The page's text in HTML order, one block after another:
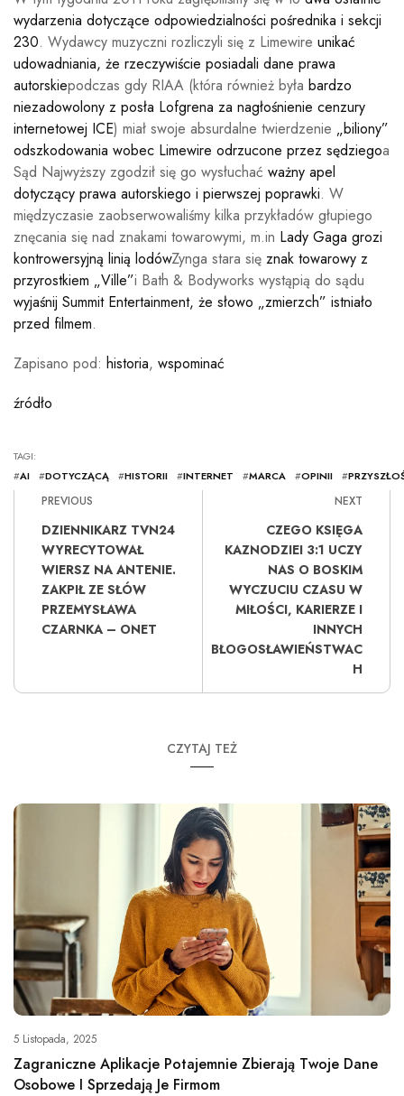
wydarzenia dotyczące odpowiedzialności pośrednika i sekcji
230. Wydawcy muzyczni rozliczyli się z Limewire unikać
udowadniania, że ​​rzeczywiście posiadali dane prawa
autorskiepodczas gdy RIAA (która również była bardzo
niezadowolony z posła Lofgrena za nagłośnienie cenzury
internetowej ICE) miał swoje absurdalne twierdzenie „biliony”
odszkodowania wobec Limewire odrzucone przez sędziegoa
Sąd Najwyższy zgodził się go wysłuchać ważny apel
dotyczący prawa autorskiego i pierwszej poprawki. W
międzyczasie zaobserwowaliśmy kilka przykładów głupiego
znęcania się nad znakami towarowymi, m.in Lady Gaga grozi
kontrowersyjną linią lodówZynga stara się znak towarowy z
przyrostkiem „Ville”i Bath & Bodyworks wystąpią do sądu
wyjaśnij Summit Entertainment, że słowo „zmierzch” istniało
przed filmem.
Zapisano pod: historia, wspominać
źródło
TAGI:
#AI #DOTYCZĄCĄ #HISTORII #INTERNET #MARCA #OPINII #
PREVIOUS
DZIENNIKARZ TVN24
WYRECYTOWAŁ
WIERSZ NA ANTENIE.
ZAKPIŁ ZE SŁÓW
PRZEMYSŁAWA
CZARNKA – ONET
NEXT
CZEGO KSIĘGA
KAZNODZIEI 3:1 UCZY
NAS O BOSKIM
WYCZUCIU CZASU W
MIŁOŚCI, KARIERZE I
INNYCH
BŁOGOSŁAWIEŃSTWAC
H
CZYTAJ TEŻ
5 Listopada, 2025
Zagraniczne Aplikacje Potajemnie Zbierają Twoje Dane
Osobowe I Sprzedają Je Firmom